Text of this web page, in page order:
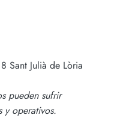
Sant Julià de Lòria
pueden sufrir
y operativos.